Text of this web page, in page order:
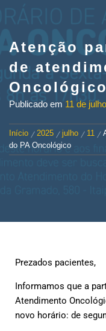
Atenção
de
Oncológico
Publicado em 11 de
Início 2025 julho 11
do PA Oncológico
Prezados pacientes,
Informamos que a
Atendimento
novo horário: de